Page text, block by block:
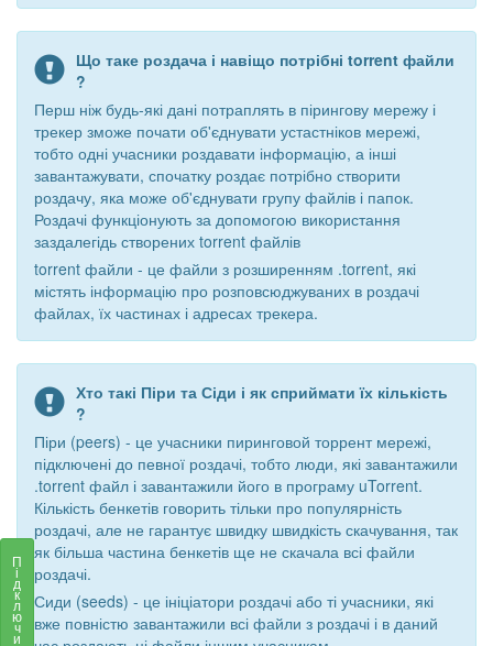
Що таке роздача і навіщо потрібні torrent файли
?
Перш ніж будь-які дані потраплять в пірингову мережу і
трекер зможе почати об'єднувати устастніков мережі,
тобто одні учасники роздавати інформацію, а інші
завантажувати, спочатку роздає потрібно створити
роздачу, яка може об'єднувати групу файлів і папок.
Роздачі функціонують за допомогою використання
заздалегідь створених torrent файлів
torrent файли - це файли з розширенням .torrent, які
містять інформацію про розповсюджуваних в роздачі
файлах, їх частинах і адресах трекера.
Хто такі Піри та Сіди і як сприймати їх кількість
?
Піри (peers) - це учасники пиринговой торрент мережі,
підключені до певної роздачі, тобто люди, які завантажили
.torrent файл і завантажили його в програму uTorrent.
Кількість бенкетів говорить тільки про популярність
роздачі, але не гарантує швидку швидкість скачування, так
як більша частина бенкетів ще не скачала всі файли
роздачі.
Сиди (seeds) - це ініціатори роздачі або ті учасники, які
вже повністю завантажили всі файли з роздачі і в даний
П
і
д
к
л
ю
ч
и